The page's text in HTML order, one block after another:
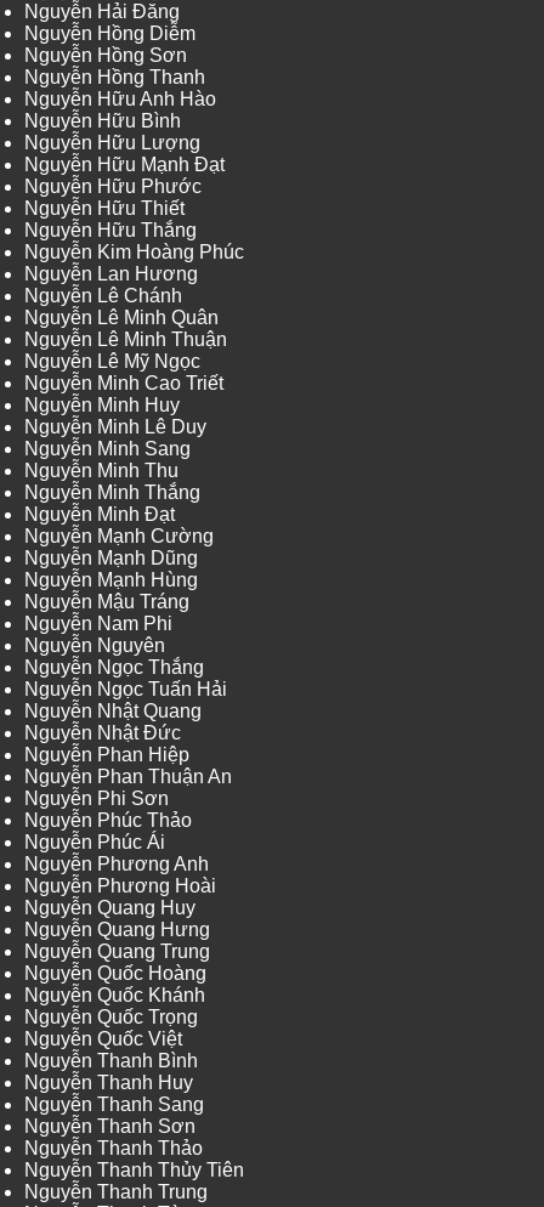
Nguyễn Hải Đăng
Nguyễn Hồng Diễm
Nguyễn Hồng Sơn
Nguyễn Hồng Thanh
Nguyễn Hữu Anh Hào
Nguyễn Hữu Bình
Nguyễn Hữu Lượng
Nguyễn Hữu Mạnh Đạt
Nguyễn Hữu Phước
Nguyễn Hữu Thiết
Nguyễn Hữu Thắng
Nguyễn Kim Hoàng Phúc
Nguyễn Lan Hương
Nguyễn Lê Chánh
Nguyễn Lê Minh Quân
Nguyễn Lê Minh Thuận
Nguyễn Lê Mỹ Ngọc
Nguyễn Minh Cao Triết
Nguyễn Minh Huy
Nguyễn Minh Lê Duy
Nguyễn Minh Sang
Nguyễn Minh Thu
Nguyễn Minh Thắng
Nguyễn Minh Đạt
Nguyễn Mạnh Cường
Nguyễn Mạnh Dũng
Nguyễn Mạnh Hùng
Nguyễn Mậu Tráng
Nguyễn Nam Phi
Nguyễn Nguyên
Nguyễn Ngọc Thắng
Nguyễn Ngọc Tuấn Hải
Nguyễn Nhật Quang
Nguyễn Nhật Đức
Nguyễn Phan Hiệp
Nguyễn Phan Thuận An
Nguyễn Phi Sơn
Nguyễn Phúc Thảo
Nguyễn Phúc Ái
Nguyễn Phương Anh
Nguyễn Phương Hoài
Nguyễn Quang Huy
Nguyễn Quang Hưng
Nguyễn Quang Trung
Nguyễn Quốc Hoàng
Nguyễn Quốc Khánh
Nguyễn Quốc Trọng
Nguyễn Quốc Việt
Nguyễn Thanh Bình
Nguyễn Thanh Huy
Nguyễn Thanh Sang
Nguyễn Thanh Sơn
Nguyễn Thanh Thảo
Nguyễn Thanh Thủy Tiên
Nguyễn Thanh Trung